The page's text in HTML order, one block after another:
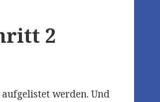
2
werden. Und